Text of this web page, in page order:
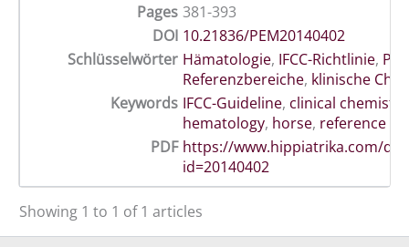
Pages 381-393
DOI 10.21836/PEM20140402
Schlüsselwörter Hämatologie, IFCC-Richtlinie,
Referenzbereiche, klinische
Keywords IFCC-Guideline, clinical chemistry
hematology, horse, reference
PDF https://www.hippiatrika.com/
id=20140402
Showing 1 to 1 of 1 articles